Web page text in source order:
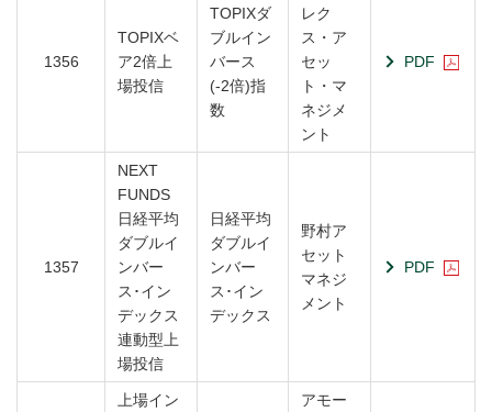
1356
TOPIXベ
ア2倍上
場投信
TOPIXダ
ブルイン
バース
(-2倍)指
数
レク
ス・ア
セッ
ト・マ
ネジメ
ント
PDF
1357
NEXT
FUNDS
日経平均
ダブルイ
ンバー
ス･イン
デックス
連動型上
場投信
日経平均
ダブルイ
ンバー
ス･イン
デックス
野村ア
セット
マネジ
メント
PDF
上場イン
アモー